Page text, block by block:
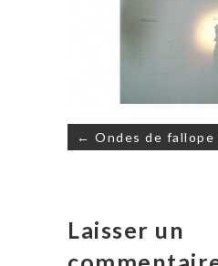
Navigation
de
← Ondes de fallope
Laisser un